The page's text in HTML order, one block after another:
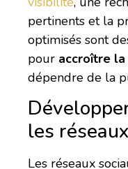
pertinents et la
optimisés sont
pour accroître
dépendre de la
les
Les réseaux